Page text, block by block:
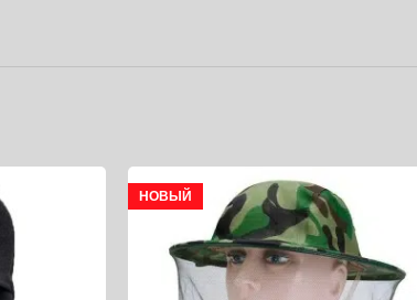
НОВЫЙ